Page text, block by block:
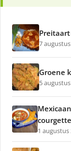
7
Groene
5
courgette
1 augustus